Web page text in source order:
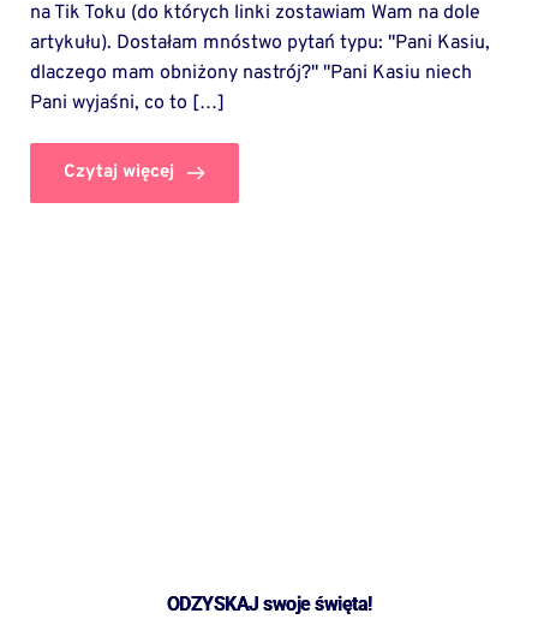
na Tik Toku (do których linki zostawiam Wam na dole
artykułu). Dostałam mnóstwo pytań typu: "Pani Kasiu,
dlaczego mam obniżony nastrój?" "Pani Kasiu niech
Pani wyjaśni, co to […]
Czytaj więcej
ODZYSKAJ swoje święta!